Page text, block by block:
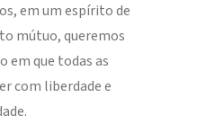
em um espírito de
mútuo, queremos
em que todas as
com liberdade e